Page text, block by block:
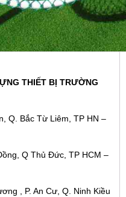
THIẾT BỊ TRƯỜNG
Q. Bắc Từ Liêm, TP HN –
Q Thủ Đức, TP HCM –
, P. An Cư, Q. Ninh Kiều